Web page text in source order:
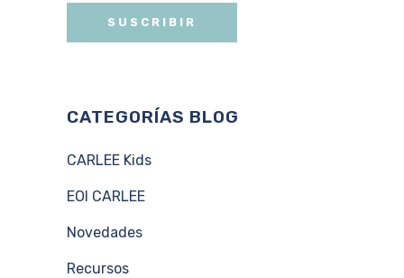
CATEGORÍAS BLOG
CARLEE Kids
EOI CARLEE
Novedades
Recursos